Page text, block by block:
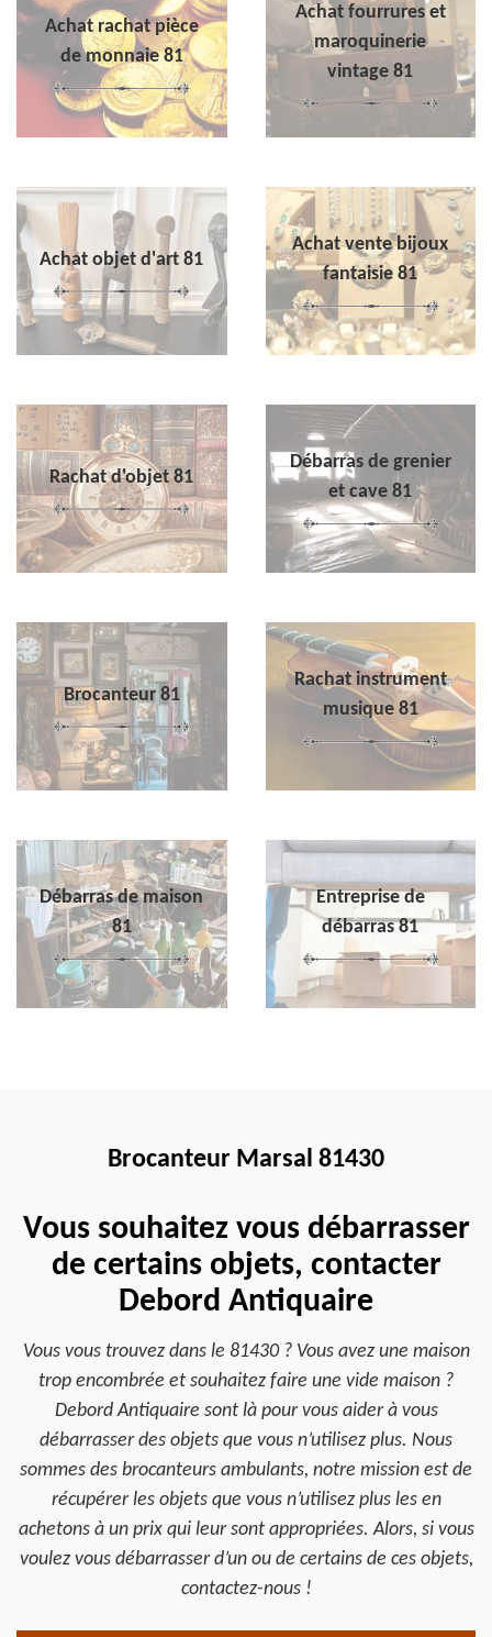
Achat rachat pièce
de monnaie 81
Achat fourrures et
maroquinerie
vintage 81
Achat objet d'art 81
Achat vente bijoux
fantaisie 81
Rachat d'objet 81
Débarras de grenier
et cave 81
Brocanteur 81
Rachat instrument
musique 81
Débarras de maison
81
Entreprise de
débarras 81
Brocanteur Marsal 81430
Vous souhaitez vous débarrasser
de certains objets, contacter
Debord Antiquaire
Vous vous trouvez dans le 81430 ? Vous avez une maison
trop encombrée et souhaitez faire une vide maison ?
Debord Antiquaire sont là pour vous aider à vous
débarrasser des objets que vous n’utilisez plus. Nous
sommes des brocanteurs ambulants, notre mission est de
récupérer les objets que vous n’utilisez plus les en
achetons à un prix qui leur sont appropriées. Alors, si vous
voulez vous débarrasser d’un ou de certains de ces objets,
contactez-nous !